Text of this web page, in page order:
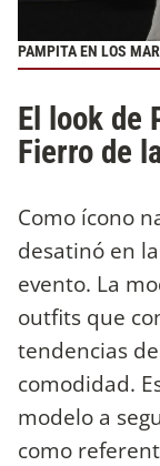
PAMPITA EN LOS
El look de
Fierro de
Como ícono
desatinó en
evento. La
outfits que
tendencias
comodidad.
modelo a
como